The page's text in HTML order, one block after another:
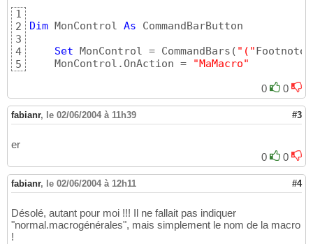
1
2
3
4
5
Dim MonControl As CommandBarButton
Set MonControl = CommandBars ( "(" Footnotes
    MonControl.OnAction =
"MaMacro"
0 0
fabianr, le 02/06/2004 à 11h39 #3
er
0
0
fabianr, le 02/06/2004 à 12h11 #4
Désolé, autant pour moi !!! Il ne fallait pas indiquer
"normal.macrogénérales", mais simplement le nom de la macro
!